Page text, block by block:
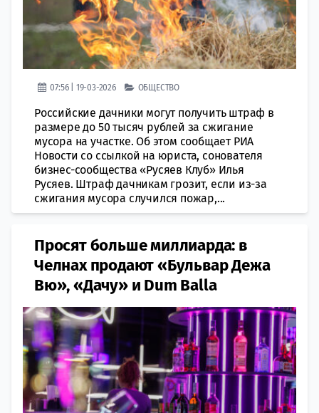
07:56 | 19-03-2026 ОБЩЕСТВО
Российские дачники могут получить штраф в
размере до 50 тысяч рублей за сжигание
мусора на участке. Об этом сообщает РИА
Новости со ссылкой на юриста, сонователя
бизнес-сообщества «Русяев Клуб» Илья
Русяев. Штраф дачникам грозит, если из-за
сжигания мусора случился пожар,...
Просят больше миллиарда: в
Челнах продают «Бульвар Дежа
Вю», «Дачу» и Dum Balla